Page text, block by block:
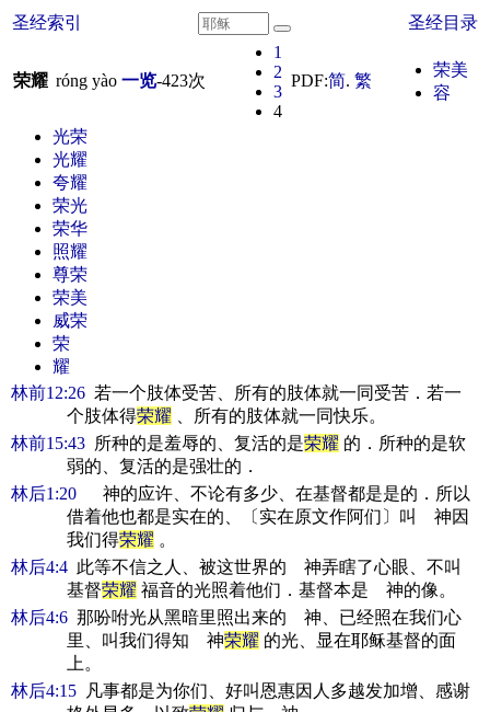
圣经索引 圣经目录
荣耀 róng yào 一览-423次
1
2
3
4
PDF:简. 繁
荣美
容
光荣
光耀
夸耀
荣光
荣华
照耀
尊荣
荣美
威荣
荣
耀
林前12:26 若一个肢体受苦、所有的肢体就一同受苦．若一
个肢体得荣耀 、所有的肢体就一同快乐。
林前15:43 所种的是羞辱的、复活的是荣耀 的．所种的是软
弱的、复活的是强壮的．
林后1:20 神的应许、不论有多少、在基督都是是的．所以
借着他也都是实在的、〔实在原文作阿们〕叫 神因
我们得荣耀 。
林后4:4 此等不信之人、被这世界的 神弄瞎了心眼、不叫
基督荣耀 福音的光照着他们．基督本是 神的像。
林后4:6 那吩咐光从黑暗里照出来的 神、已经照在我们心
里、叫我们得知 神荣耀 的光、显在耶稣基督的面
上。
林后4:15 凡事都是为你们、好叫恩惠因人多越发加增、感谢